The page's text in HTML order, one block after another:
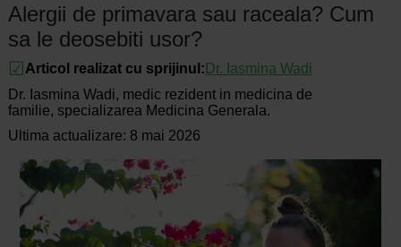
Alergii de primavara sau raceala? Cum
sa le deosebiti usor?
Articol realizat cu sprijinul: Dr. Iasmina Wadi
Dr. Iasmina Wadi, medic rezident in medicina de
familie, specializarea Medicina Generala.
Ultima actualizare: 8 mai 2026